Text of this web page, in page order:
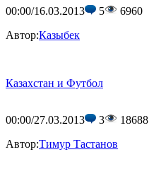
00:00/16.03.2013 5
6960
Автор:Казыбек
Казахстан и Футбол
00:00/27.03.2013 3
18688
Автор:Тимур Тастанов